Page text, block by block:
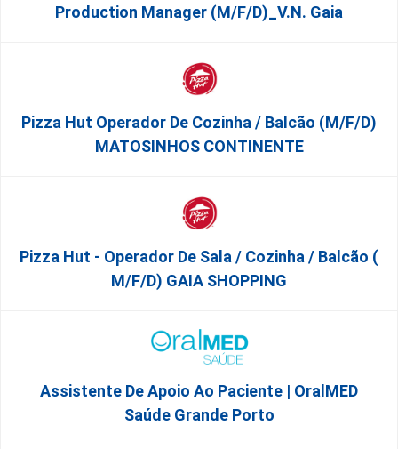
Production Manager (m/f/d)_V.N. Gaia
Pizza Hut Operador De Cozinha / Balcão (m/f/d)
MATOSINHOS CONTINENTE
Pizza Hut - Operador De Sala / Cozinha / Balcão (
M/f/d) GAIA SHOPPING
Assistente De Apoio Ao Paciente | OralMED
Saúde Grande Porto